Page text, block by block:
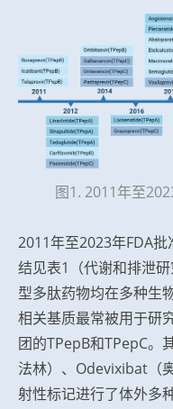
图1. 2011年至
2011年至2023年FDA
结见表1（代谢和排泄
型多肽药物均在多种生
相关基质最常被用于研
团的TPepB和TPepC。
法林）、Odevixibat（
射性标记进行了体外多